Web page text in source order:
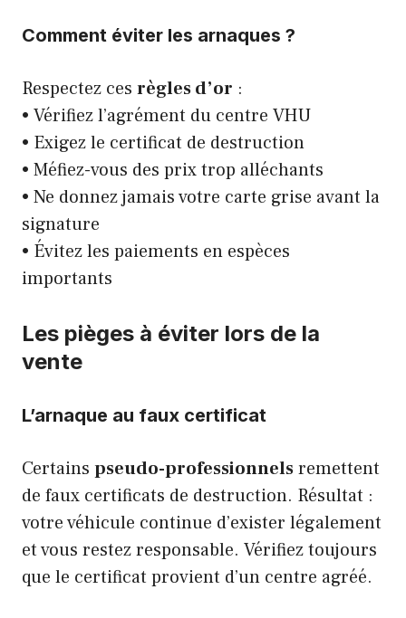
Comment éviter les arnaques ?
Respectez ces règles d’or :
• Vérifiez l’agrément du centre VHU
• Exigez le certificat de destruction
• Méfiez-vous des prix trop alléchants
• Ne donnez jamais votre carte grise avant la
signature
• Évitez les paiements en espèces
importants
Les pièges à éviter lors de la
vente
L’arnaque au faux certificat
Certains pseudo-professionnelsremettent
de faux certificats de destruction. Résultat :
votre véhicule continue d’exister légalement
et vous restez responsable. Vérifiez toujours
que le certificat provient d’un centre agréé.